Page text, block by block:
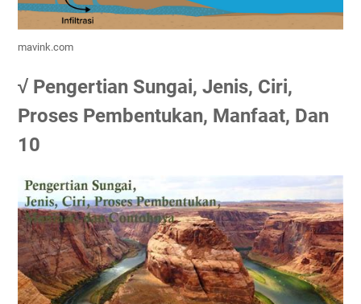
mavink.com
√ Pengertian Sungai, Jenis, Ciri,
Proses Pembentukan, Manfaat, Dan
10